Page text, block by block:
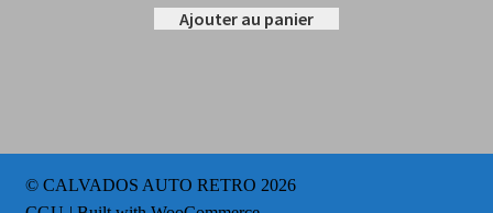
Ajouter au panier
© CALVADOS AUTO RETRO 2026